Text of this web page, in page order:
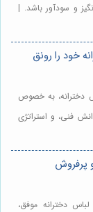
و سودآور باشد. |
خود را رونق
دخترانه، به خصوص
فنی، و استراتژی
پرفروش
دخترانه موفق،